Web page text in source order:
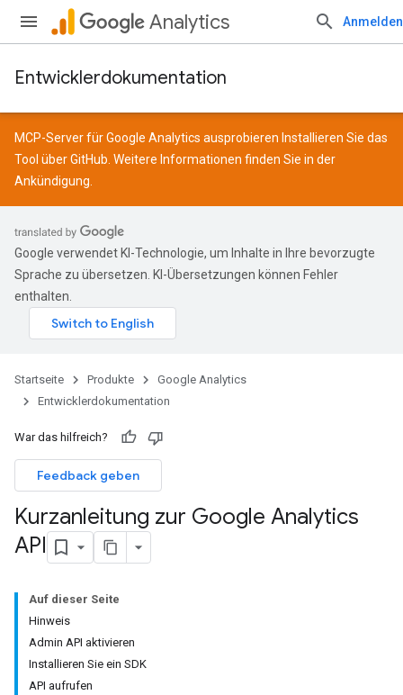
Analytics Anmelden
Entwicklerdokumentation
MCP-Server für Google Analytics ausprobieren Installieren Sie das
Tool überGitHub . Weitere Informationen finden Sie in der
Ankündigung
Google verwendet KI-Technologie, um Inhalte in Ihre bevorzugte
Sprache zu übersetzen. KI-Übersetzungen können Fehler
enthalten.
Startseite Produkte
Google Analytics
Entwicklerdokumentation
War das hilfreich?
Feedback geben
Kurzanleitung zur Google Analytics
API
Auf dieser Seite
Hinweis
Admin API aktivieren
Installieren Sie ein SDK
API aufrufen